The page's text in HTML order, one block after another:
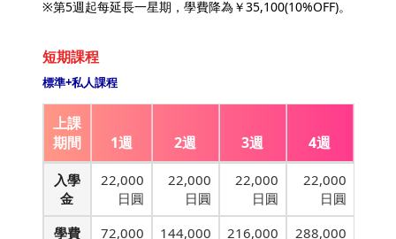
※第5週起每延長一星期，學費降為 ￥35,100(10%OFF)。
短期課程
標準+私人課程
上課
期間
1週 2週 3週 4週
入學
金
22,000
日圓
22,000
日圓
22,000
日圓
22,000
日圓
學費
72,000 144,000 216,000 288,000